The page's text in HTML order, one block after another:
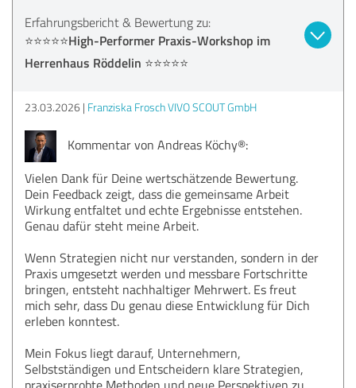
Erfahrungsbericht & Bewertung zu:
⭐️⭐️⭐️⭐️⭐️High-Performer Praxis-Workshop im
Herrenhaus Röddelin ⭐️⭐️⭐️⭐️⭐️
23.03.2026 Franziska Frosch VIVO SCOUT GmbH
Kommentar von Andreas Köchy®:
Vielen Dank für Deine wertschätzende Bewertung.
Dein Feedback zeigt, dass die gemeinsame Arbeit
Wirkung entfaltet und echte Ergebnisse entstehen.
Genau dafür steht meine Arbeit.
Wenn Strategien nicht nur verstanden, sondern in der
Praxis umgesetzt werden und messbare Fortschritte
bringen, entsteht nachhaltiger Mehrwert. Es freut
mich sehr, dass Du genau diese Entwicklung für Dich
erleben konntest.
Mein Fokus liegt darauf, Unternehmern,
Selbstständigen und Entscheidern klare Strategien,
praxiserprobte Methoden und neue Perspektiven zu